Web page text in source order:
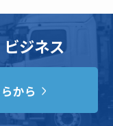
ジネス
から